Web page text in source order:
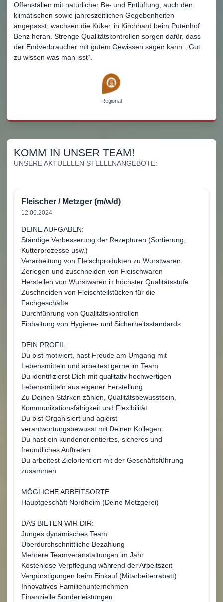
Offenställen mit natürlicher Be- und Entlüftung, auch den
klimatischen sowie jahreszeitlichen Gegebenheiten
angepasst, wachsen die Küken in Kirchhard beim Putenhof
Benz heran. Strenge Qualitätskontrollen sorgen dafür, dass
der Endverbraucher mit gutem Gewissen sagen kann: „Gut
zu wissen was man isst“.
Regional
KOMM IN UNSER TEAM!
UNSERE AKTUELLEN STELLENANGEBOTE:
Fleischer / Metzger (m/w/d)
12.06.2024
DEINE AUFGABEN:
Ständige Verbesserung der Rezepturen (Sortierung,
Kutterprozesse usw.)
Verarbeitung von Fleischprodukten zu Wurstwaren
Zerlegen und zuschneiden von Fleischwaren
Herstellen von Wurstwaren in höchster Qualitätsstufe
Zuschneiden von Fleischteilstücken für die
Fachgeschäfte
Durchführung von Qualitätskontrollen
Einhaltung von Hygiene- und Sicherheitsstandards
DEIN PROFIL:
Du bist motiviert, hast Freude am Umgang mit
Lebensmitteln und arbeitest gerne im Team
Du identifizierst Dich mit qualitativ hochwertigen
Lebensmitteln aus eigener Herstellung
Zu Deinen Stärken zählen, Qualitätsbewusstsein,
Kommunikationsfähigkeit und Flexibilität
Du bist Organisiert und agierst
verantwortungsbewusst mit Deinen Kollegen
Du hast ein kundenorientiertes, sicheres und
freundliches Auftreten
Du arbeitest Zielorientiert mit der Geschäftsführung
zusammen
MÖGLICHE ARBEITSORTE:
Hauptgeschäft Nordheim (Deine Metzgerei)
DAS BIETEN WIR DIR:
Junges dynamisches Team
Überdurchschnittliche Bezahlung
Mehrere Teamveranstaltungen im Jahr
Kostenlose Verpflegung während der Arbeitszeit
Vergünstigungen beim Einkauf (Mitarbeiterrabatt)
Innovatives Familienunternehmen
Finanzielle Sonderleistungen